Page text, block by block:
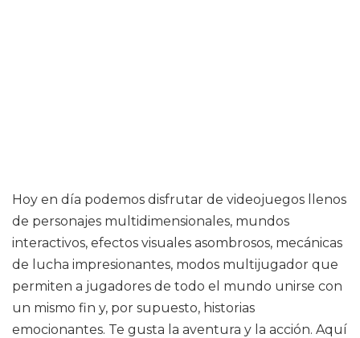
Hoy en día podemos disfrutar de videojuegos llenos
de personajes multidimensionales, mundos
interactivos, efectos visuales asombrosos, mecánicas
de lucha impresionantes, modos multijugador que
permiten a jugadores de todo el mundo unirse con
un mismo fin y, por supuesto, historias
emocionantes. Te gusta la aventura y la acción. Aquí